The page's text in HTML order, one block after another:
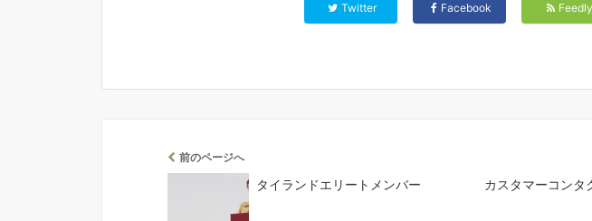
Twitter Facebook Feedly
前のページへ
タイランドエリートメンバー カスタマーコンタ